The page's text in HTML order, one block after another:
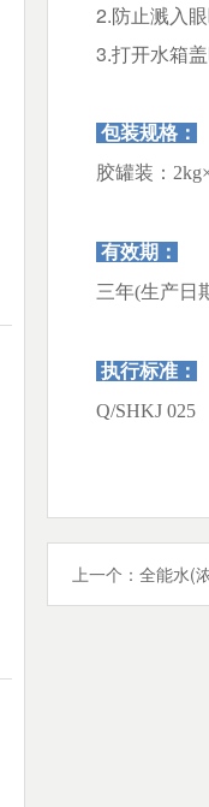
2.防止溅入
3.打开水箱
包装规格：
胶罐装：
有效期：
三年(生产日
执行标准：
Q/SHKJ 025
上一个： 全能水(